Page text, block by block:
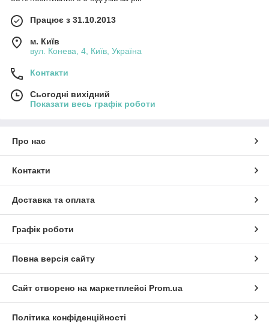
Працює з 31.10.2013
м. Київ
вул. Конева, 4, Київ, Україна
Контакти
Сьогодні вихідний
Показати весь графік роботи
Про нас
Контакти
Доставка та оплата
Графік роботи
Повна версія сайту
Сайт створено на маркетплейсі Prom.ua
Політика конфіденційності